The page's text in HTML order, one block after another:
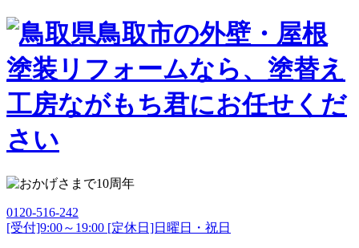
0120-516-242
[受付]9:00～19:00 [定休日]日曜日・祝日